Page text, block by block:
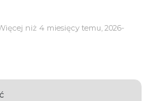
niż 4 miesięcy temu, 2026-